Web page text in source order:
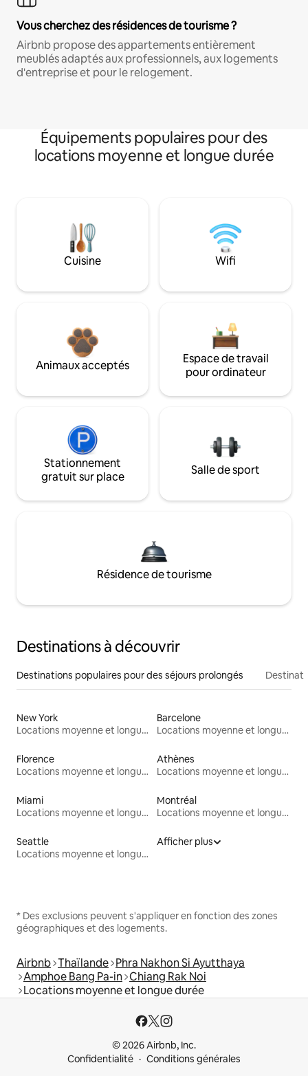
Vous cherchez des résidences de tourisme ?
Airbnb propose des appartements entièrement
meublés adaptés aux professionnels, aux logements
d'entreprise et pour le relogement.
Équipements populaires pour des
locations moyenne et longue durée
Cuisine Wifi
Animaux acceptés
Espace de travail
pour ordinateur
Stationnement
gratuit sur place
Salle de sport
Résidence de tourisme
Destinations à découvrir
Destinations populaires pour des séjours prolongés
New York
Locations moyenne et longue durée
Barcelone
Locations moyenne et longue durée
Florence
Locations moyenne et longue durée
Athènes
Locations moyenne et longue durée
Miami
Locations moyenne et longue durée
Montréal
Locations moyenne et longue durée
Seattle
Locations moyenne et longue durée
Afficher plus
* Des exclusions peuvent s'appliquer en fonction des zones
géographiques et des logements.
Airbnb Thaïlande Phra Nakhon Si Ayutthaya
Amphoe Bang Pa-in Chiang Rak Noi
Locations moyenne et longue durée
© 2026 Airbnb, Inc.
Confidentialité
Conditions générales